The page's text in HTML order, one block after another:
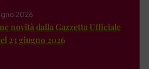
2026
novità dalla Gazzetta Ufficiale
23 giugno 2026